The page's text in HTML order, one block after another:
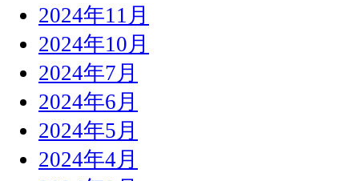
2024年11月
2024年10月
2024年7月
2024年6月
2024年5月
2024年4月